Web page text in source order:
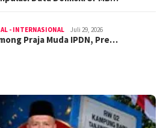
- INTERNASIONAL Juli 29, 2026
Praja Muda IPDN, Pre…